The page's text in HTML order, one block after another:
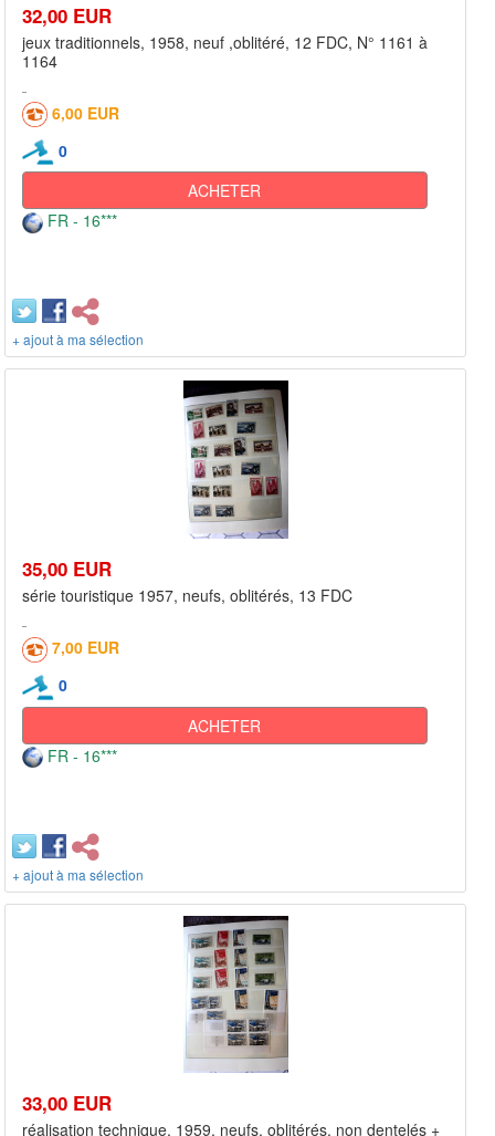
32,00 EUR
jeux traditionnels, 1958, neuf ,oblitéré, 12 FDC, N° 1161 à
1164
6,00 EUR
0
ACHETER
FR - 16***
+ ajout à ma sélection
35,00 EUR
série touristique 1957, neufs, oblitérés, 13 FDC
7,00 EUR
0
ACHETER
FR - 16***
+ ajout à ma sélection
33,00 EUR
réalisation technique, 1959, neufs, oblitérés, non dentelés +